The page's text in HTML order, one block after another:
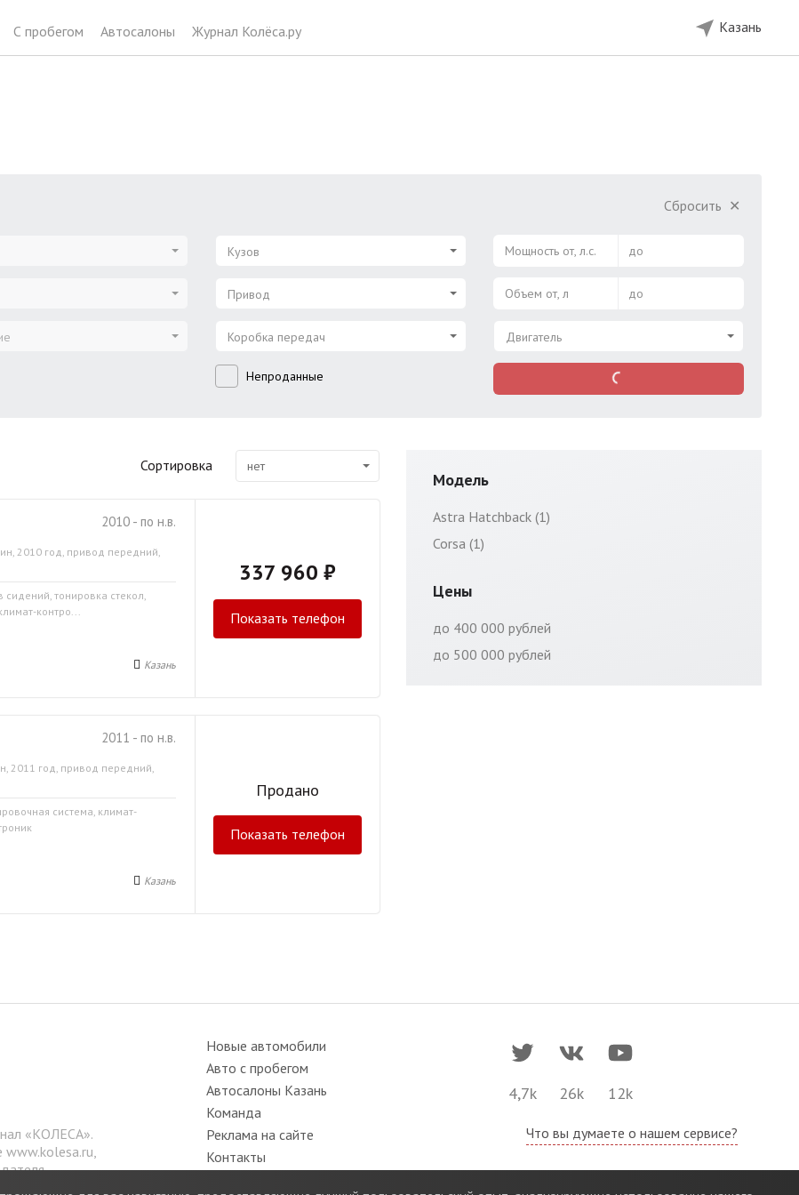
С пробегом Автосалоны Журнал Колёса.ру Казань
Кузов
Привод
Коробка передач
Непроданные
Сбросить ✕
Мощность от, л.с. до
Объем от, л до
Двигатель
Сортировка нет
2010 - по н.в.
2010 год, привод передний,
тонировка стекол,
контро...
Казань
337 960 ₽
Показать телефон
2011 - по н.в.
2011 год, привод передний,
система, климат-
Казань
Продано
Показать телефон
Модель
Astra Hatchback (1)
Corsa (1)
Цены
до 400 000 рублей
до 500 000 рублей
«КОЛЕСА».
www.kolesa.ru,
Новые автомобили
Авто с пробегом
Автосалоны Казань
Команда
Реклама на сайте
Контакты
4,7k 26k 12k
Что вы думаете о нашем сервисе?